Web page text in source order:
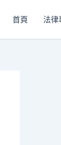
首頁 法律